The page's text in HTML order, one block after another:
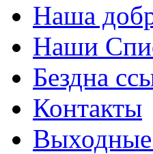
Наша
Наши
Бездна
Контакты